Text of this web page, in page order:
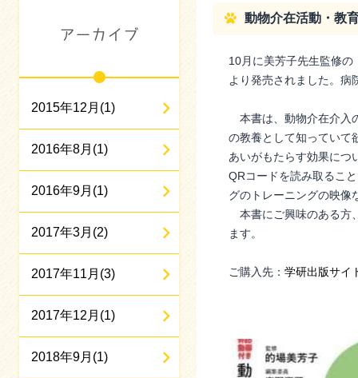
2015年12月(1)
2016年8月(1)
2016年9月(1)
2017年3月(2)
2017年11月(3)
2017年12月(1)
2018年9月(1)
動物介在活動・教
10月に美芳子先生監修
より発売されました。病
本書は、動物介在介入
の教養として知っていて
あいがもたらす効果につ
QRコードを読み取るこ
グのトレーニングの映像
本書にご興味のある方
ます。
ご購入先： 学研出版サイ